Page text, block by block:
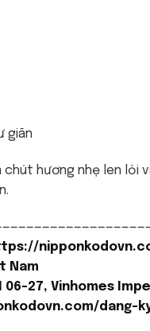
giãn
chút hương nhẹ len lỏi
Nam
06-27, Vinhomes
dang-